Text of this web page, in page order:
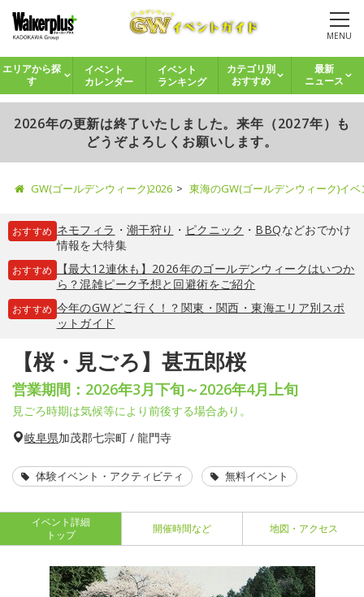
MENU
エリアから探
す
イベント
カレンダー
イベント
ランキング
カテゴリ別
おすすめ
最新
ニュース
2026年の更新は終了いたしました。来年（2027年）も
どうぞよろしくお願いします。
GW(ゴールデンウィーク)2026 東海のGW(ゴールデンウィーク)イ
おすすめ ネモフィラ ・ 潮干狩り ・ ピクニック ・ BBQなどおでかけ
情報を大特集
おすすめ
【最大12連休も】2026年のゴールデンウィークはいつか
ら？混雑ピーク予想と回避術をご紹介
おすすめ 今年のGWどこ行く！？関東・関西・東海エリア別スポ
ットガイド
【桜・見ごろ】甚五郎桜
営業期間：2026年3月下旬～2026年4月上旬
見ごろ時期は気候等により前後する場合あり。
岐阜県加茂郡七宗町 / 龍門寺
体験イベント・アクティビティ 無料イベント
イベント詳細
トップ
開催時間など 地図・アクセス